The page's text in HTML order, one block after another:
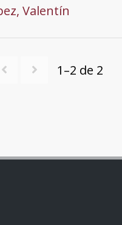
Valentín
1–2 de 2